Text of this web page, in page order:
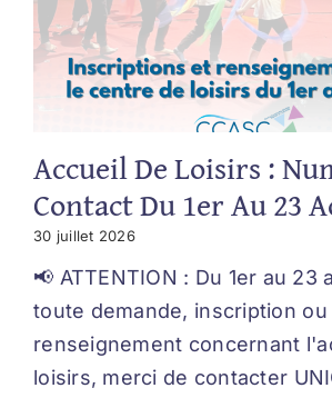
Accueil De Loisirs :
Contact Du 1er Au 23
30 juillet 2026
📢 ATTENTION : Du 1er au 23
toute demande, inscription ou
renseignement concernant
loisirs, merci de contacter